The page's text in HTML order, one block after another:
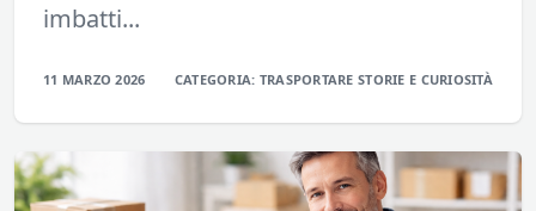
imbatti...
11 MARZO 2026 CATEGORIA: TRASPORTARESTORIE E CURIOSITÀ